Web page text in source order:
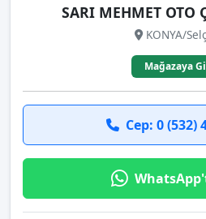
SARI MEHMET OTO
KONYA/
Mağazaya
Cep: 0